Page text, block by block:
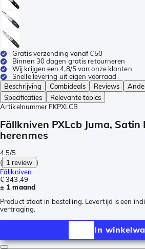
Gratis verzending vanaf €50
Binnen 30 dagen gratis retourneren
Wij krijgen een 4,8/5 van onze klanten
Snelle levering uit eigen voorraad
Beschrijving
Combideals Reviews
Specificaties
Relevante topics
Artikelnummer FKPXLCB
Fällkniven PXLcb Juma, Satin
herenmes
4.5/5
( 1 review )
Fällkniven
€ 343,49
± 1 maand
Product staat in bestelling. Levertijd is een
vertraging.
In